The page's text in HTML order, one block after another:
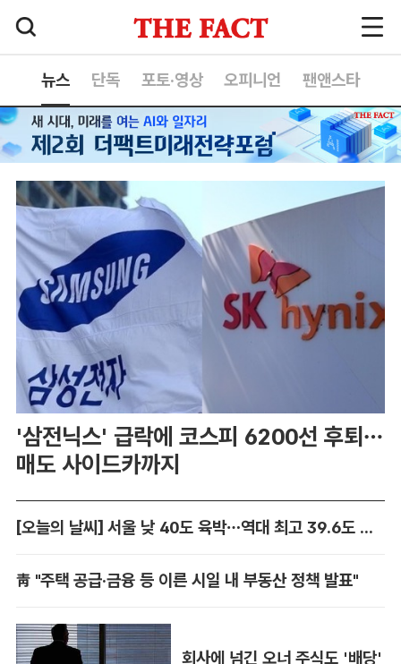
뉴스 단독 포토·영상 오피니언 팬앤스타
'삼전닉스' 급락에 코스피 6200선 후퇴…
매도 사이드카까지
[오늘의 날씨] 서울 낮 40도 육박…역대 최고 39.6도 위협
靑 "주택 공급·금융 등 이른 시일 내 부동산 정책 발표"
회사에 넘긴 오너 주식도 '배당'